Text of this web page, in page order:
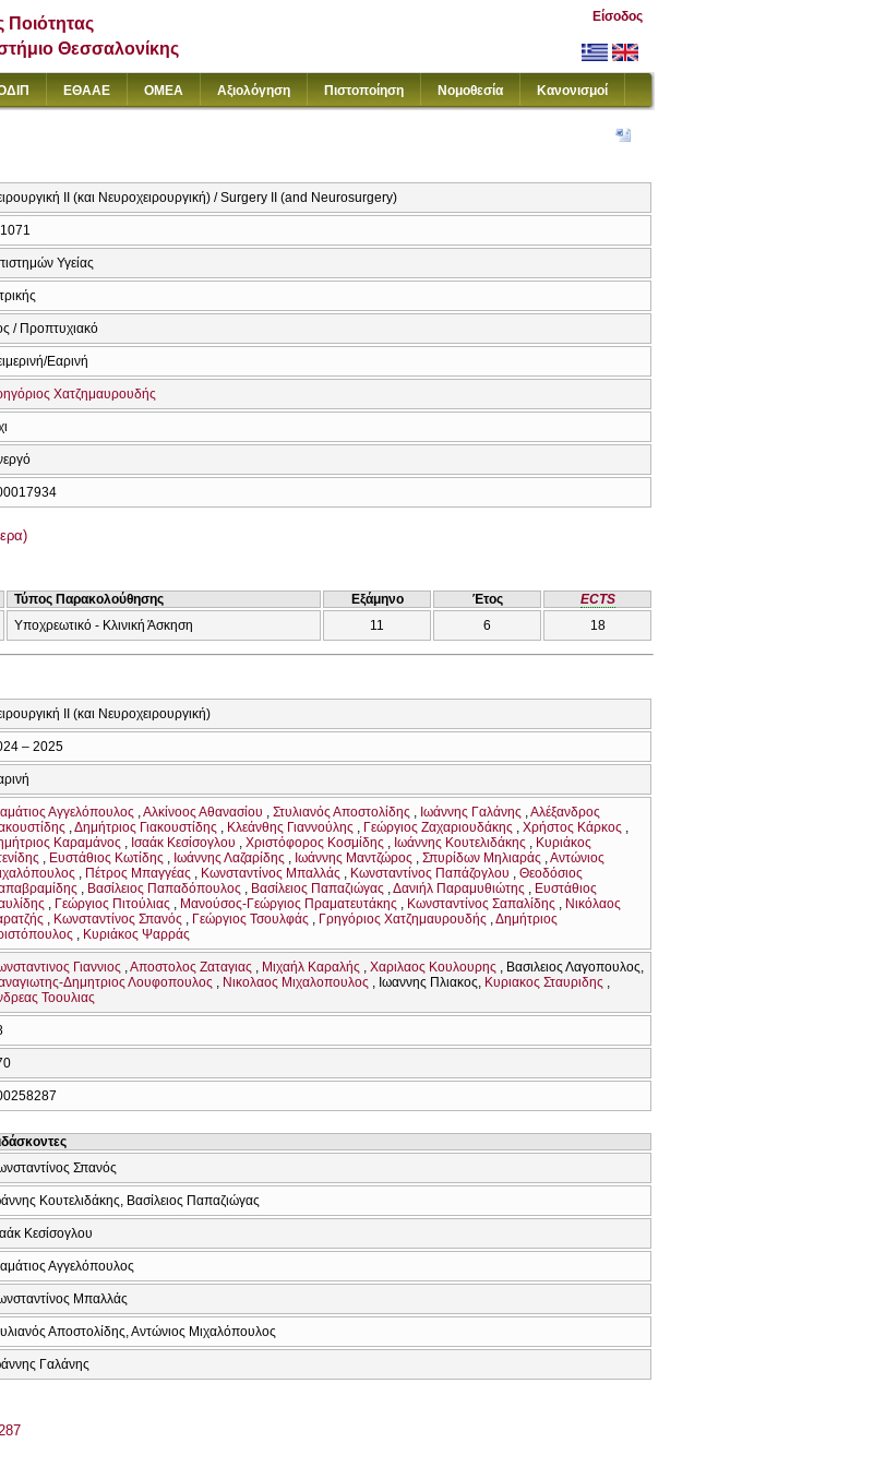
Ποιότητας
Θεσσαλονίκης
Είσοδος
ΕΘΑΑΕ ΟΜΕΑ Αξιολόγηση Πιστοποίηση Νομοθεσία Κανονισμοί
II (και Νευροχειρουργική) / Surgery II (and Neurosurgery)
Υγείας
/ Προπτυχιακό
Εαρινή
Χατζημαυρουδής
Τύπος Παρακολούθησης Εξάμηνο Έτος
ECTS
Υποχρεωτικό - Κλινική Άσκηση 11 6 18
II (και Νευροχειρουργική)
– 2025
Αγγελόπουλος Αλκίνοος Αθανασίου Στυλιανός Αποστολίδης Ιωάννης Γαλάνης
Αλέξανδρος
Δημήτριος Γιακουστίδης Κλεάνθης Γιαννούλης Γεώργιος Ζαχαριουδάκης
Χρήστος Κάρκος
Καραμάνος
Ισαάκ Κεσίσογλου Χριστόφορος Κοσμίδης Ιωάννης Κουτελιδάκης
Κυριάκος
Ευστάθιος Κωτίδης Ιωάννης Λαζαρίδης Ιωάννης Μαντζώρος Σπυρίδων Μηλιαράς
Αντώνιος
Πέτρος Μπαγγέας Κωνσταντίνος Μπαλλάς Κωνσταντίνος Παπάζογλου
Θεoδόσιος
Βασίλειος Παπαδόπουλος Βασίλειος Παπαζιώγας Δανιήλ Παραμυθιώτης
Ευστάθιος
Γεώργιος Πιτούλιας Μανούσος-Γεώργιος Πραματευτάκης Κωνσταντίνος Σαπαλίδης
Νικόλαος
Κωνσταντίνος Σπανός Γεώργιος Τσουλφάς Γρηγόριος Χατζημαυρουδής
Δημήτριος
Κυριάκος Ψαρράς
Γιαννιος Αποστολος Ζαταγιας Μιχαήλ Καραλής Χαριλαος Κουλουρης
Βασιλειος Λαγοπουλος
Δημητριος Λουφοπουλος
Νικολαος Μιχαλοπουλος Ιωαννης Πλιακος Κυριακος Σταυριδης
Τοουλιας
Σπανός
Κουτελιδάκης, Βασίλειος Παπαζιώγας
Κεσίσογλου
Αγγελόπουλος
Μπαλλάς
Αποστολίδης, Αντώνιος Μιχαλόπουλος
Γαλάνης